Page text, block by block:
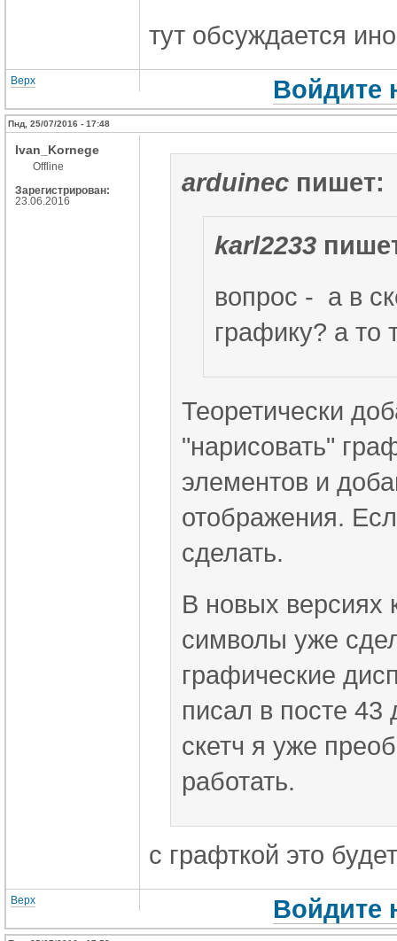
тут обсуждается
Верх Войдите
Пнд, 25/07/2016 - 17:48
Ivan_Kornege
Offline
Зарегистрирован:
23.06.2016
arduinec пишет:
karl2233
вопрос - а в
графику? а то
Теоретически
"нарисовать"
элементов и
отображения.
сделать.
В новых версиях
символы уже
графические
писал в посте
скетч я уже
работать.
с графткой это
Верх Войдите